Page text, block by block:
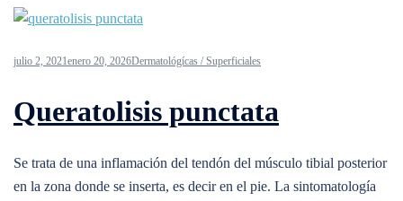
julio 2, 2021enero 20, 2026Dermatológícas / Superficiales
Queratolisis punctata
Se trata de una inflamación del tendón del músculo tibial posterior
en la zona donde se inserta, es decir en el pie. La sintomatología